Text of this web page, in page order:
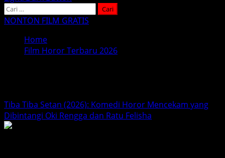
Cari
untuk:
NONTON FILM GRATIS
Home
Film Horor Terbaru 2026
Tiba Tiba Setan (2026): Komedi Horor Mencekam yang
Dibintangi Oki Rengga dan Ratu Felisha